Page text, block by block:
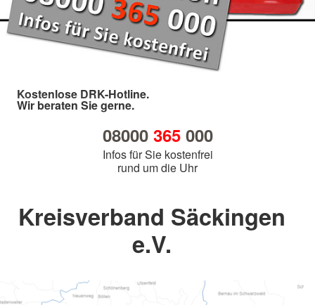
Kostenlose DRK-Hotline.
Wir beraten Sie gerne.
08000 365000
Infos für Sie kostenfrei
rund um die Uhr
Kreisverband Säckingen
e.V.